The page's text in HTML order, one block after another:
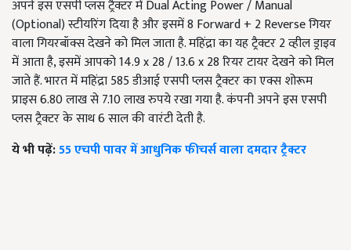
अपने इस एसपी प्लस ट्रैक्टर में Dual Acting Power / Manual
(Optional) स्टीयरिंग दिया है और इसमें 8 Forward + 2 Reverse गियर
वाला गियरबॉक्स देखने को मिल जाता है. महिंद्रा का यह ट्रैक्टर 2 व्हील ड्राइव
में आता है, इसमें आपको 14.9 x 28 / 13.6 x 28 रियर टायर देखने को मिल
जाते हैं. भारत में महिंद्रा 585 डीआई एसपी प्लस ट्रैक्टर का एक्स शोरूम
प्राइस 6.80 लाख से 7.10 लाख रुपये रखा गया है. कंपनी अपने इस एसपी
प्लस ट्रैक्टर के साथ 6 साल की वारंटी देती है.
ये भी पढ़ें:55 एचपी पावर में आधुनिक फीचर्स वाला दमदार ट्रैक्टर